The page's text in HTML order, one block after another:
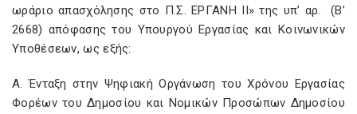
ωράριο απασχόλησης στο Π.Σ. ΕΡΓΑΝΗ ΙΙ» της υπ’ αρ.
(Β’
2668) απόφασης του Υπουργού Εργασίας και Κοινωνικών
Υποθέσεων, ως εξής:
Α. Ένταξη στην Ψηφιακή Οργάνωση του Χρόνου Εργασίας
Φορέων του Δημοσίου και Νομικών Προσώπων Δημοσίου